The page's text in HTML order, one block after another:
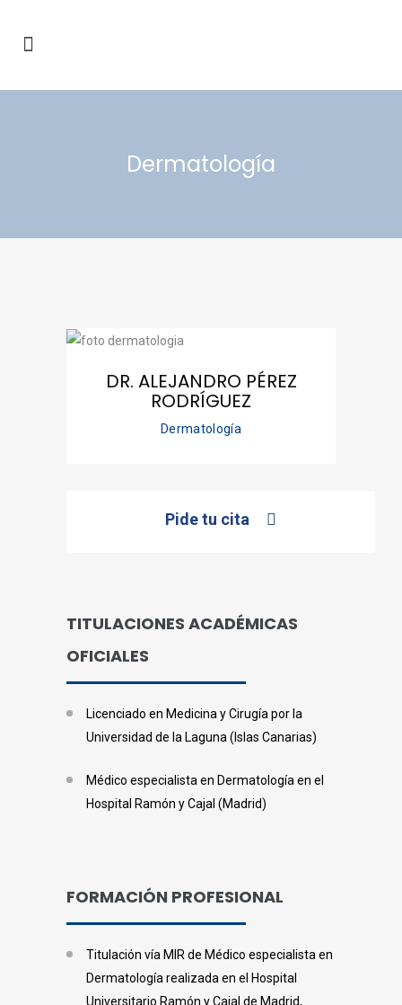
Dermatología
DR. ALEJANDRO PÉREZ
RODRÍGUEZ
Dermatología
Pide tu cita
TITULACIONES ACADÉMICAS
OFICIALES
Licenciado en Medicina y Cirugía por la
Universidad de la Laguna (Islas Canarias)
Médico especialista en Dermatología en el
Hospital Ramón y Cajal (Madrid)
FORMACIÓN PROFESIONAL
Titulación vía MIR de Médico especialista en
Dermatología realizada en el Hospital
Universitario Ramón y Cajal de Madrid,